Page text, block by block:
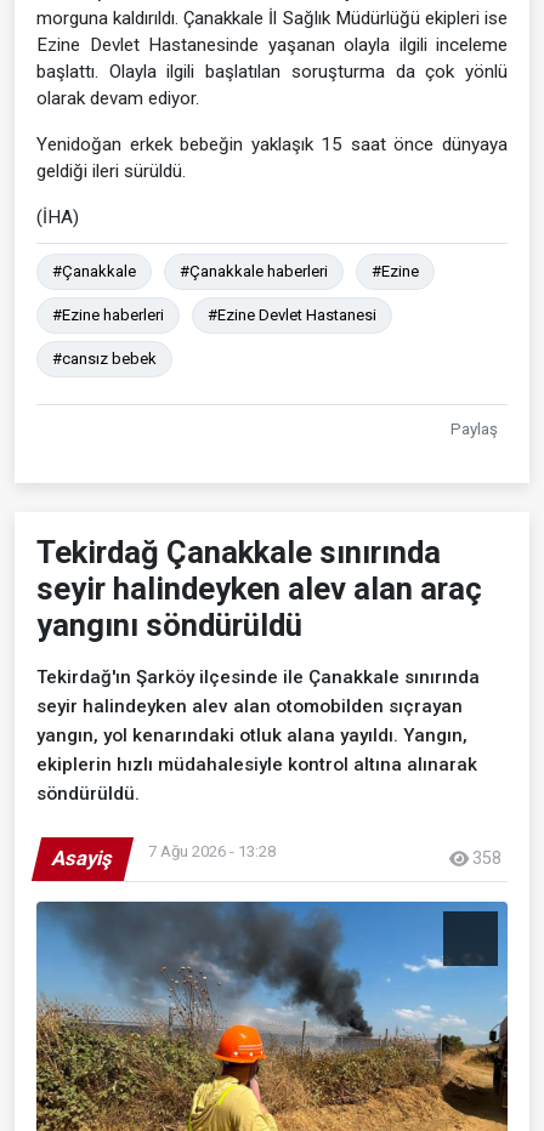
morguna kaldırıldı. Çanakkale İl Sağlık Müdürlüğü ekipleri ise
Ezine Devlet Hastanesinde yaşanan olayla ilgili inceleme
başlattı. Olayla ilgili başlatılan soruşturma da çok yönlü
olarak devam ediyor.
Yenidoğan erkek bebeğin yaklaşık 15 saat önce dünyaya
geldiği ileri sürüldü.
(İHA)
#Çanakkale #Çanakkale haberleri #Ezine
#Ezine haberleri #Ezine Devlet Hastanesi
#cansız bebek
Paylaş
Tekirdağ Çanakkale sınırında
seyir halindeyken alev alan araç
yangını söndürüldü
Tekirdağ'ın Şarköy ilçesinde ile Çanakkale sınırında
seyir halindeyken alev alan otomobilden sıçrayan
yangın, yol kenarındaki otluk alana yayıldı. Yangın,
ekiplerin hızlı müdahalesiyle kontrol altına alınarak
söndürüldü.
Asayiş 7 Ağu 2026 - 13:28 358